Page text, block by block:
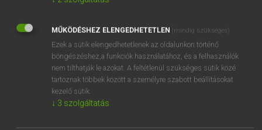
EGYÉNI FELHASZNÁLÓKNAK
TANULÓKNAK
OKTATÁSI INTÉZMÉNYEKNEK
VÁLLALATI MEGOLDÁSOK
RÓLUNK
MŰKÖDÉSHEZ ELENGEDHETETLEN (mindig szükséges)
Ezek a sütik elengedhetetlenek az oldalunkon történő
böngészéshez,a funkciók használatához, és a felhasználók
nem tilthatják le azokat. A feltétlenül szükséges sütik közé
tartoznak többek között a személyre szabott beállításokat
kezelő sütik.
↓ 3 szolgáltatás